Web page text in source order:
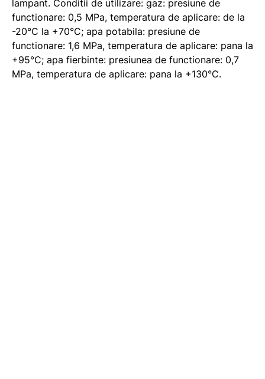
lampant. Conditii de utilizare: gaz: presiune de
functionare: 0,5 MPa, temperatura de aplicare: de la
-20°C la +70°C; apa potabila: presiune de
functionare: 1,6 MPa, temperatura de aplicare: pana la
+95°C; apa fierbinte: presiunea de functionare: 0,7
MPa, temperatura de aplicare: pana la +130°C.